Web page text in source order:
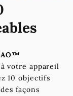
votre appareil
10 objectifs
façons